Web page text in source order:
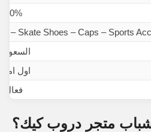
10%
– Skate Shoes – Caps – Sports
اول
فعال
متجر دروب كيك؟